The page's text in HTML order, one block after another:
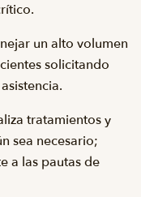
un alto volumen
solicitando
tratamientos y
sea necesario;
a las pautas de